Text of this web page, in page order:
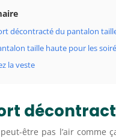
décontracté du pantalon
taille haute pour les
la veste
peut-être pas l’air comme